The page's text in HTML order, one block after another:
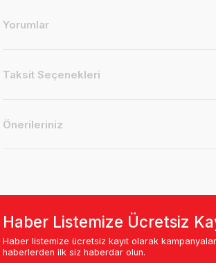
Yorumlar
Taksit Seçenekleri
Önerileriniz
Haber Listemize Ücretsiz
Haber listemize ücretsiz kayıt olarak
haberlerden ilk siz haberdar olun.